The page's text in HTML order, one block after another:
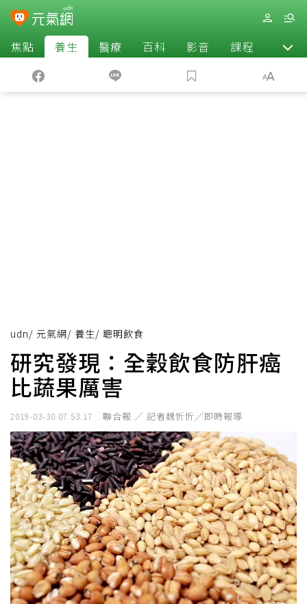
焦點 養生 醫療 百科 影音 課程 退休
udn/ 元氣網/ 養生/ 聰明飲食
研究發現：全穀飲食防肝癌
比蔬果厲害
2019-03-30 07:53:17 聯合報 ／ 記者魏忻忻╱即時報導